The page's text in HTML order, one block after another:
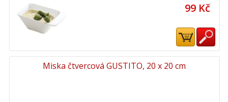
99 Kč
Miska čtvercová GUSTITO, 20 x 20 cm